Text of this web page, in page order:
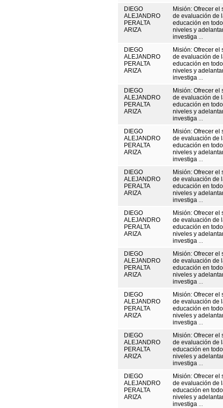
DIEGO
ALEJANDRO
PERALTA
ARIZA
Misión: Ofrecer el
de evaluación de
educación en
niveles y
investiga
DIEGO
ALEJANDRO
PERALTA
ARIZA
Misión: Ofrecer el
de evaluación de
educación en
niveles y
investiga
DIEGO
ALEJANDRO
PERALTA
ARIZA
Misión: Ofrecer el
de evaluación de
educación en
niveles y
investiga
DIEGO
ALEJANDRO
PERALTA
ARIZA
Misión: Ofrecer el
de evaluación de
educación en
niveles y
investiga
DIEGO
ALEJANDRO
PERALTA
ARIZA
Misión: Ofrecer el
de evaluación de
educación en
niveles y
investiga
DIEGO
ALEJANDRO
PERALTA
ARIZA
Misión: Ofrecer el
de evaluación de
educación en
niveles y
investiga
DIEGO
ALEJANDRO
PERALTA
ARIZA
Misión: Ofrecer el
de evaluación de
educación en
niveles y
investiga
DIEGO
ALEJANDRO
PERALTA
ARIZA
Misión: Ofrecer el
de evaluación de
educación en
niveles y
investiga
DIEGO
ALEJANDRO
PERALTA
ARIZA
Misión: Ofrecer el
de evaluación de
educación en
niveles y
investiga
DIEGO
ALEJANDRO
PERALTA
ARIZA
Misión: Ofrecer el
de evaluación de
educación en
niveles y
investiga